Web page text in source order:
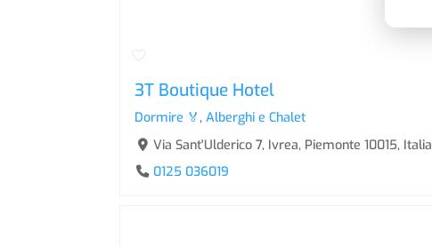
3T Boutique Hotel
Dormire 🏅 ,Alberghi e Chalet
Via Sant'Ulderico 7, Ivrea, Piemonte 10015, Italia
0125 036019